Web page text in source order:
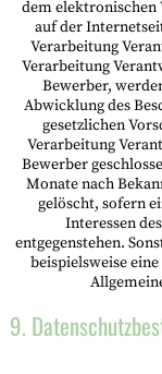
dem elektronischen
auf der
Verarbeitung
Verarbeitung
Bewerber,
Abwicklung des
gesetzlichen
Verarbeitung
Bewerber
Monate nach
gelöscht, sofern
Interessen
entgegenstehen.
beispielsweise
9.